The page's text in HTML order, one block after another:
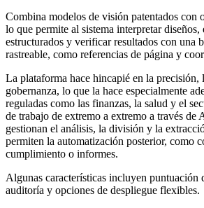
Combina modelos de visión patentados con
lo que permite al sistema interpretar diseños,
estructurados y verificar resultados con una
rastreable, como referencias de página y
La plataforma hace hincapié en la precisión,
gobernanza, lo que la hace especialmente
reguladas como las finanzas, la salud y el
de trabajo de extremo a extremo a través de
gestionan el análisis, la división y la
permiten la automatización posterior, como
cumplimiento o informes.
Algunas características incluyen puntuación
auditoría y opciones de despliegue flexibles.